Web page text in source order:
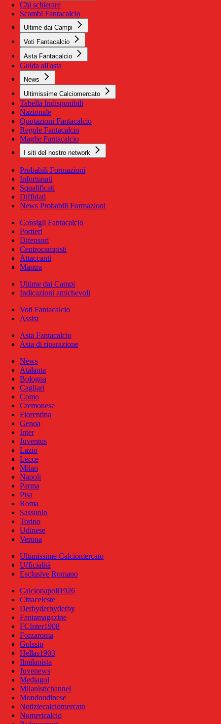
Chi schierare
Scambi Fantacalcio
Ultime dai Campi
Voti Fantacalcio
Asta Fantacalcio
Guida all'asta
News
Ultimissime Calciomercato
Tabella Indisponibili
Nazionale
Quotazioni Fantacalcio
Regole Fantacalcio
Maglie Fantacalcio
I siti del nostro network
Probabili Formazioni
Infortunati
Squalificati
Diffidati
News Probabili Formazioni
Consigli Fantacalcio
Portieri
Difensori
Centrocampisti
Attaccanti
Mantra
Ultime dai Campi
Indicazioni amichevoli
Voti Fantacalcio
Assist
Asta Fantacalcio
Asta di riparazione
News
Atalanta
Bologna
Cagliari
Como
Cremonese
Fiorentina
Genoa
Inter
Juventus
Lazio
Lecce
Milan
Napoli
Parma
Pisa
Roma
Sassuolo
Torino
Udinese
Verona
Ultimissime Calciomercato
Ufficialità
Esclusive Romano
Calcionapoli1926
Cittaceleste
Derbyderbyderby
Fantamagazine
FCInter1908
Forzaroma
Golssip
Hellas1903
Ilmilanista
Juvenews
Mediagol
Milanistichannel
Mondoudinese
Notiziecalciomercato
Numericalcio